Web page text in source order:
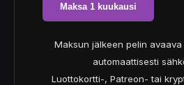
Maksa 1 kuukausi
Maksun jälkeen pelin
automaattisesti
Luottokortti-, Patreon- tai